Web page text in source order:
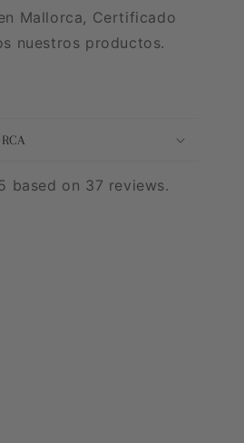
Mallorca, Certificado
nuestros productos.
based on 37 reviews.